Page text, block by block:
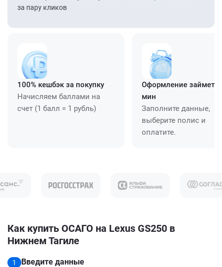
за пару кликов
100% кешбэк за покупку
Начисляем баллами на
счет (1 балл = 1 рубль)
Оформление займет
мин
Заполните данные,
выберите полис и
оплатите.
Как купить ОСАГО на Lexus GS250 в
Нижнем Тагиле
1
Введите данные